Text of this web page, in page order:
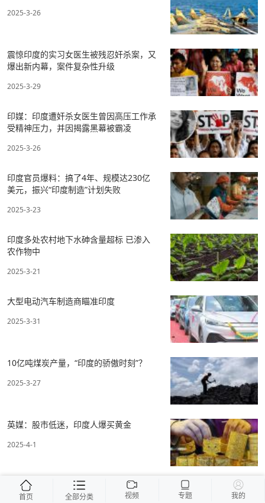
2025-3-26
震惊印度的实习女医生被残忍奸杀案，又
爆出新内幕，案件复杂性升级
2025-3-29
印媒：印度遭奸杀女医生曾因高压工作承
受精神压力，并因揭露黑幕被霸凌
2025-3-26
印度官员爆料：搞了4年、规模达230亿
美元，振兴“印度制造”计划失败
2025-3-23
印度多处农村地下水砷含量超标 已渗入
农作物中
2025-3-21
大型电动汽车制造商瞄准印度
2025-3-31
10亿吨煤炭产量，“印度的骄傲时刻”？
2025-3-27
英媒：股市低迷，印度人爆买黄金
2025-4-1
首页 全部分类 视频 专题 我的